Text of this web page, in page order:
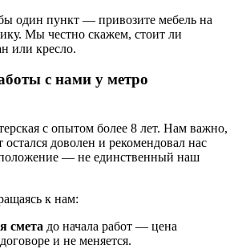
один пункт — привозите мебель на
Мы честно скажем, стоит ли
или кресло.
с нами у метро
с опытом более 8 лет. Нам важно,
доволен и рекомендовал нас
— не единственный наш
к нам:
смета до начала работ — цена
и не меняется.